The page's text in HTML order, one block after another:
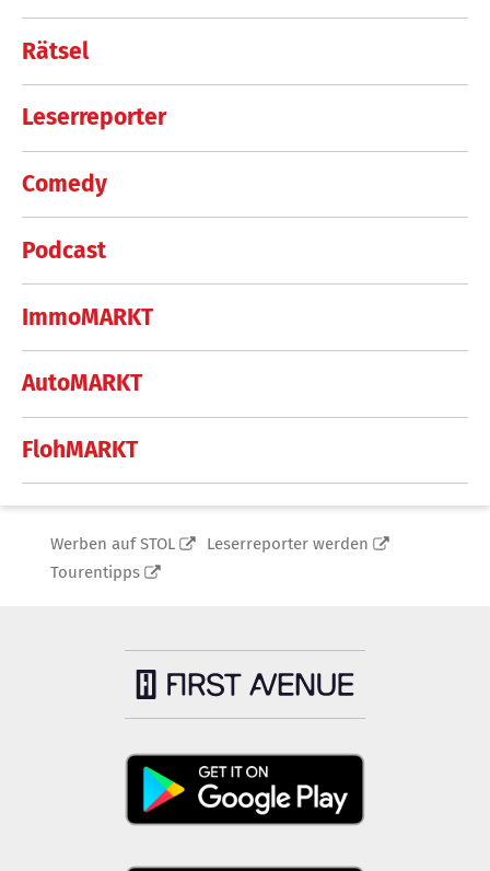
Rätsel
Leserreporter
Comedy
Podcast
ImmoMARKT
AutoMARKT
FlohMARKT
Werben auf STOL
Leserreporter werden
Tourentipps